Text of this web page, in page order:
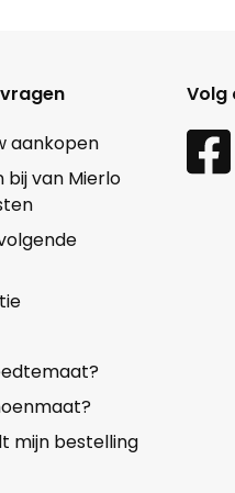
aankopen
bij van Mierlo
mijn bestelling
Volg